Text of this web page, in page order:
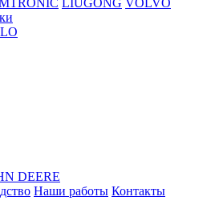
LIUGONG VOLVO
DEERE
Наши работы Контакты